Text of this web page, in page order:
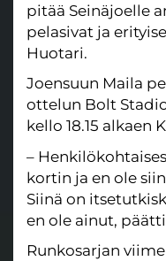
pitää Seinäjoelle
pelasivat ja
Huotari.
Joensuun Maila
ottelun Bolt
kello 18.15 alkaen
–
kortin ja en ole
Siinä on
en ole ainut,
Runkosarjan